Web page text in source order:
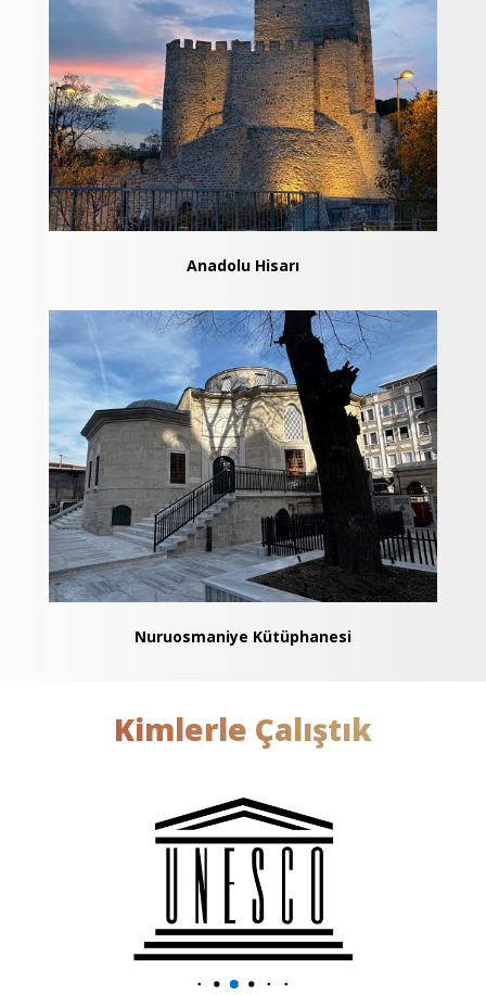
Anadolu Hisarı
Nuruosmaniye Kütüphanesi
Kimlerle Çalıştık